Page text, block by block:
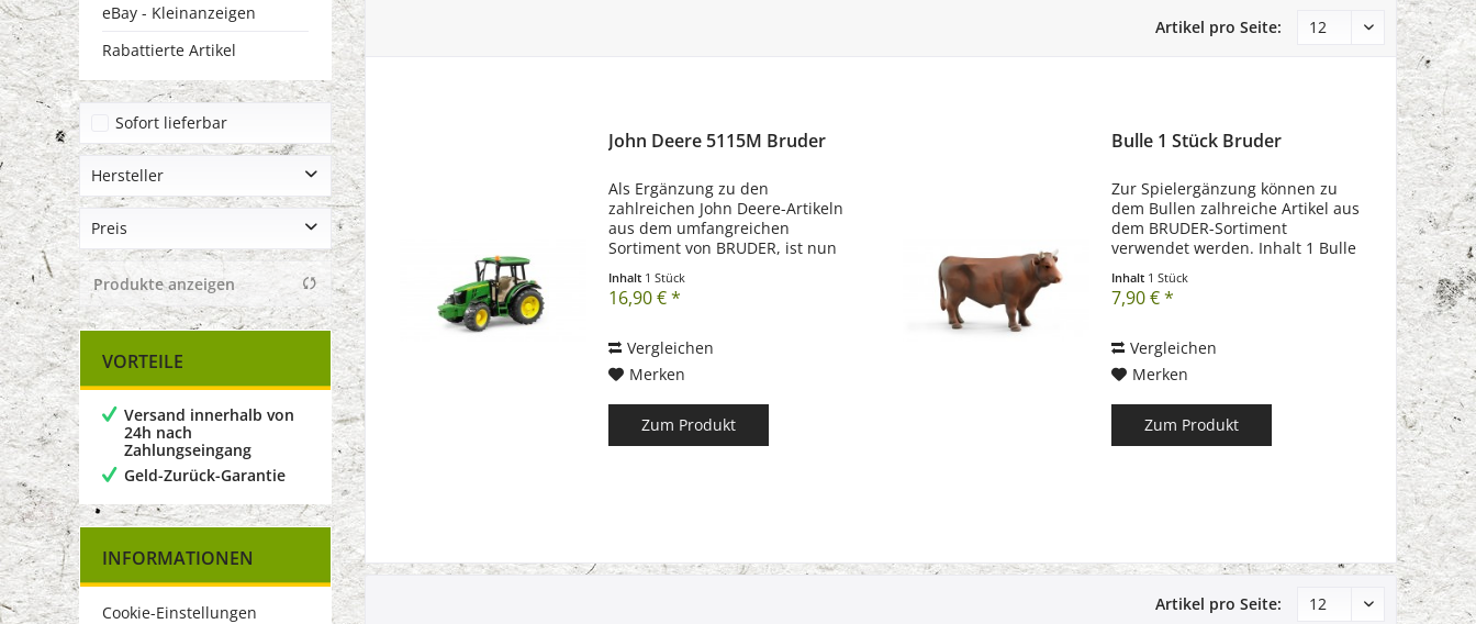
eBay - Kleinanzeigen
Rabattierte Artikel
Sofort lieferbar
Hersteller
Bruder
Preis
von 7,90 € bis 16,90 €
Produkte anzeigen
VORTEILE
Versand innerhalb von
24h nach
Zahlungseingang
Geld-Zurück-Garantie
INFORMATIONEN
Cookie-Einstellungen
Artikel pro Seite:
John Deere 5115M Bruder
Als Ergänzung zu den
zahlreichen John Deere-Artikeln
aus dem umfangreichen
Sortiment von BRUDER, ist nun
vertreten. Das zu der Traktor-
Serie 5M gehörende Modell
detailgetreuen Optik,...
Inhalt 1 Stück
16,90 € *
Vergleichen
Merken
Zum Produkt
Bulle 1 Stück Bruder
Zur Spielergänzung können zu
dem Bullen zalhreiche Artikel aus
dem BRUDER-Sortiment
verwendet werden. Inhalt 1 Bulle
hochwertigen Kunststoffen wie
z.B. ABS - Made by Bruder -
Altersempfehlung:...
Inhalt 1 Stück
7,90 € *
Vergleichen
Merken
Zum Produkt
Artikel pro Seite: